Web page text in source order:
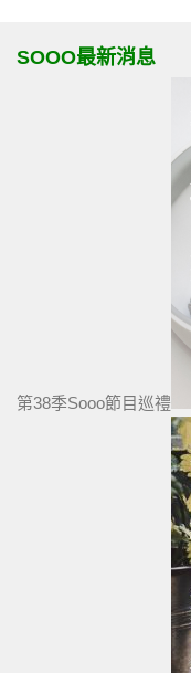
SOOO最新消息
第38季Sooo節目巡禮